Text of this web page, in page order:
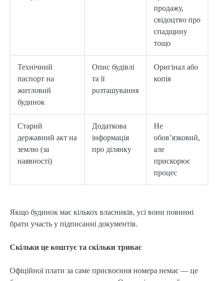
продажу,
свідоцтво про
спадщину
тощо
Технічний
паспорт на
житловий
будинок
Опис будівлі
та її
розташування
Оригінал або
копія
Старий
державний акт на
землю (за
наявності)
Додаткова
інформація
про ділянку
Не
обов’язковий,
але
прискорює
процес
Якщо будинок має кількох власників, усі вони повинні
брати участь у підписанні документів.
Скільки це коштує та скільки триває
Офіційної плати за саме присвоєння номера немає — це